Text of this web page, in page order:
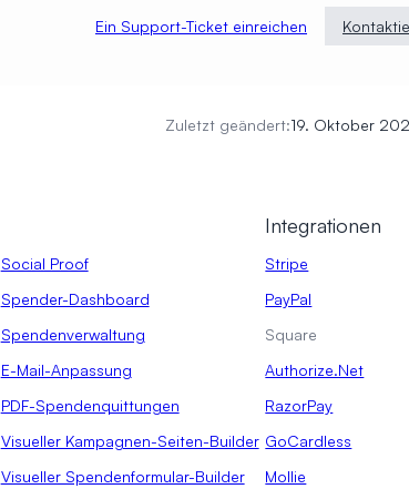
Ein Support-Ticket einreichen
Zuletzt geändert:19. Oktober
Social Proof
Spender-Dashboard
Spendenverwaltung
E-Mail-Anpassung
PDF-Spendenquittungen
Visueller Kampagnen-Seiten-Builder
Visueller Spendenformular-Builder
Integrationen
Stripe
PayPal
Square
Authorize.Net
RazorPay
GoCardless
Mollie